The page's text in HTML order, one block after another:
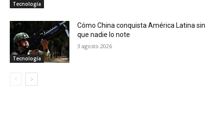
Tecnología
Tecnología
Cómo China conquista América Latina sin
que nadie lo note
3 agosto 2026